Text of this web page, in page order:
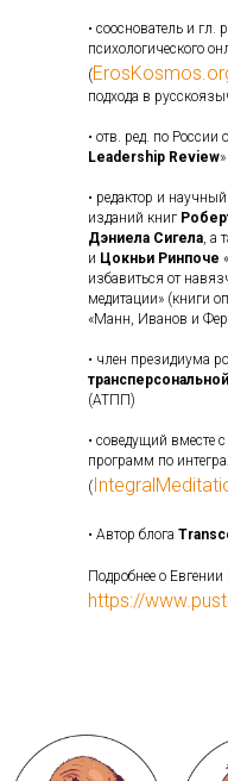
• сооснователь и гл.
психологического
(
подхода в
• отв. ред. по
Leadership Review»
• редактор и
изданий книг
Дэниела Сигела , а
и Цокньи Ринпоче
избавиться от
медитации» (книги
«Манн, Иванов и
• член президиума
(АТПП)
• соведущий вместе с
программ по
(
• Автор блога
Подробнее о
https://